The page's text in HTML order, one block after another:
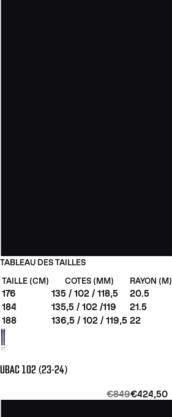
TABLEAU DES TAILLES
TAILLE (CM)
COTES (MM) RAYON (M)
176 135 / 102 / 118,5 20.5
184
135,5 / 102 /119 21.5
188
136,5 / 102 / 119,5 22
UBAC 102 (23-24)
€849€424,50